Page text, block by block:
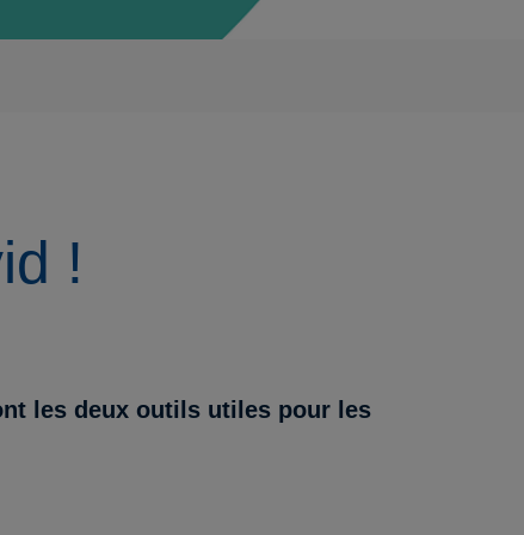
!
les deux outils utiles pour les